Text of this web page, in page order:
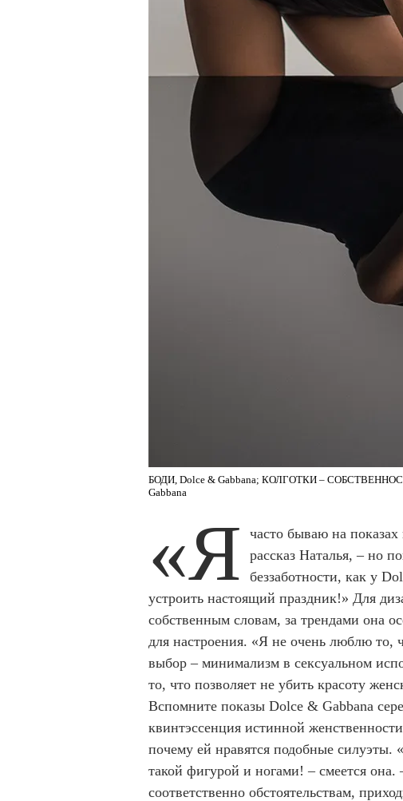
БОДИ, Dolce & Gabbana; КОЛГОТКИ –
Gabbana
«Я
часто бываю на
рассказ Наталья, – но
беззаботности, как у
устроить настоящий праздник!» Для
собственным словам, за трендами она
для настроения. «Я не очень люблю
выбор – минимализм в сексуальном
то, что позволяет не убить красоту
Вспомните показы Dolce & Gabbana
квинтэссенция истинной
почему ей нравятся подобные силуэты.
такой фигурой и ногами! – смеется она.
соответственно обстоятельствам,